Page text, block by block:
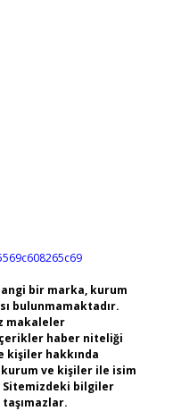
bir marka, kurum
bulunmamaktadır.
makaleler
haber niteliği
kişiler hakkında
kurum ve kişiler ile isim
bilgiler